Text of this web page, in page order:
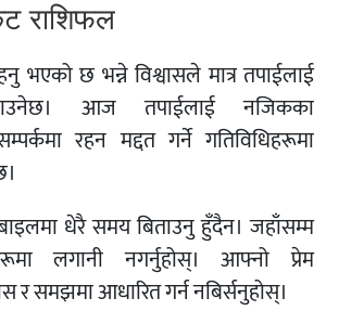
राशिफल
भएको छ भन्ने विश्वासले मात्र तपाईलाई
आज तपाईलाई नजिकका
रहन मद्दत गर्ने गतिविधिहरूमा
धेरै समय बिताउनु हुँदैन। जहाँसम्म
लगानी नगर्नुहोस्। आफ्नो प्रेम
र समझमा आधारित गर्न नबिर्सनुहोस्।